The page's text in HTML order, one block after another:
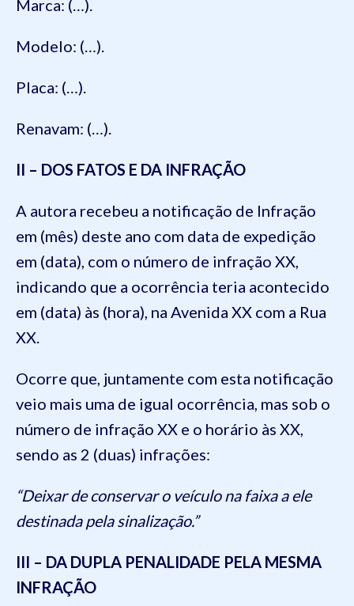
Marca: (…).
Modelo: (…).
Placa: (…).
Renavam: (…).
II – DOS FATOS E DA INFRAÇÃO
A autora recebeu a notificação de Infração
em (mês) deste ano com data de expedição
em (data), com o número de infração XX,
indicando que a ocorrência teria acontecido
em (data) às (hora), na Avenida XX com a Rua
XX.
Ocorre que, juntamente com esta notificação
veio mais uma de igual ocorrência, mas sob o
número de infração XX e o horário às XX,
sendo as 2 (duas) infrações:
“Deixar de conservar o veículo na faixa a ele
destinada pela sinalização.”
III – DA DUPLA PENALIDADE PELA MESMA
INFRAÇÃO